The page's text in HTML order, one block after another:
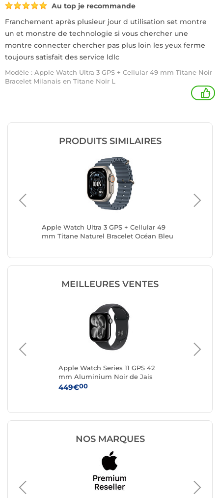
Au top je recommande
Franchement après plusieur jour d utilisation set montre
un et monstre de technologie si vous chercher une
montre connecter chercher pas plus loin les yeux ferme
toujours satisfait des service ldlc
Modèle : Apple Watch Ultra 3 GPS + Cellular 49 mm Titane Noir
Bracelet Milanais en Titane Noir L
+
PRODUITS SIMILAIRES
Apple Watch Ultra 3 GPS + Cellular 49
mm Titane Naturel Bracelet Océan Bleu
MEILLEURES VENTES
Apple Watch Series 11 GPS 42
mm Aluminium Noir de Jais
Bracelet Sport Noir S/M
449€00
NOS MARQUES
Montre
Avizar